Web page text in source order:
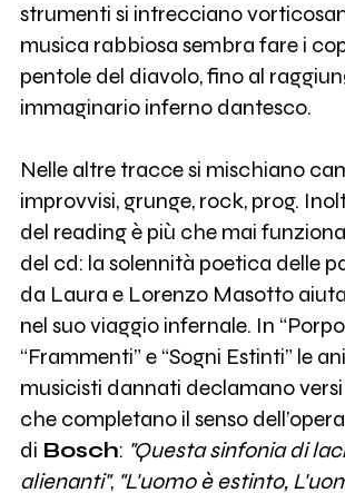
strumenti si intrecciano
musica rabbiosa sembra fare i
pentole del diavolo, fino al
immaginario inferno dantesco.
Nelle altre tracce si mischiano
improvvisi, grunge, rock, prog.
del reading è più che mai
del cd: la solennità poetica delle
da Laura e Lorenzo Masotto
nel suo viaggio infernale. In
“Frammenti” e “Sogni Estinti” le
musicisti dannati declamano
che completano il senso
di Bosch: "Questa sinfonia di
alienanti", "L'uomo è estinto,